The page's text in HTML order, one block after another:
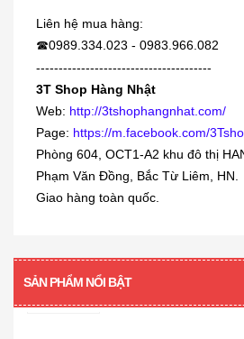
Liên hệ mua hàng:
☎0989.334.023 - 0983.966.082
---------------------------------------
3T Shop Hàng Nhật
Web: http://3tshophangnhat.com/
Page: https://m.facebook.com/
Phòng 604, OCT1-A2 khu đô thị
Phạm Văn Đồng, Bắc Từ Liêm, HN.
Giao hàng toàn quốc.
SẢN PHẨM NỔI BẬT
[KIDs] Quần
Siro viêm -
160.000₫
360...